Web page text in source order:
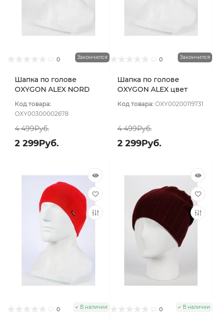
0 Закончился
Шапка по голове
OXYGON ALEX NORD
Код товара:
OXY00300002678
4 499Руб.
2 299Руб.
0 Закончился
Шапка по голове
OXYGON ALEX цвет
Код товара: OXY00200119731
4 499Руб.
2 299Руб.
0 В наличии 0 В наличии